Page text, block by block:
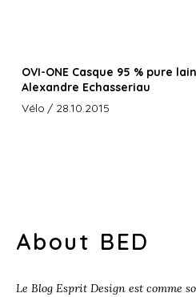
OVI-ONE Casque 95 % pure
Alexandre Echasseriau
Vélo / 28.10.2015
About BED
Le Blog Esprit Design est comme